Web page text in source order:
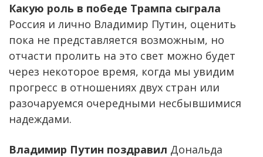
Какую роль в победе Трампа сыграла
Россия и лично Владимир Путин, оценить
пока не представляется возможным, но
отчасти пролить на это свет можно будет
через некоторое время, когда мы увидим
прогресс в отношениях двух стран или
разочаруемся очередными несбывшимися
надеждами.
Владимир Путин поздравил Дональда